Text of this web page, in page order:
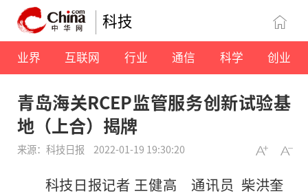
科技
业界 互联网 行业 通信 科学 创业
青岛海关RCEP监管服务创新试验基
地（上合）揭牌
来源：科技日报 2022-01-19 19:30:20
科技日报记者 王健高 通讯员 柴洪奎